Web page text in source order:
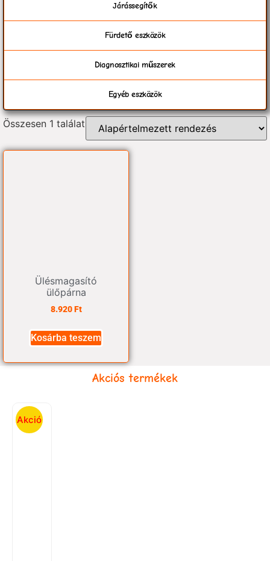
Járássegítők
Fürdető eszközök
Diagnosztikai műszerek
Egyéb eszközök
Összesen 1 találat
Ülésmagasító
ülőpárna
8.920Ft
Kosárba teszem
Akciós termékek
Akció